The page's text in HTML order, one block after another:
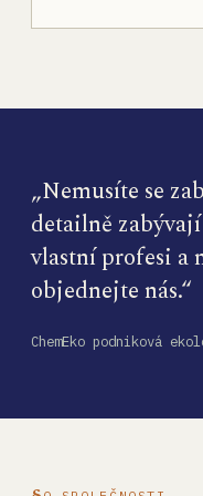
„Nemusíte se
detailně
vlastní profesi a
objednejte nás.“
ChemEko podniková